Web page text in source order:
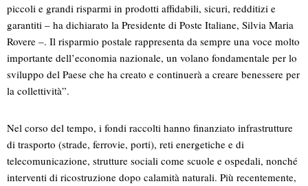
piccoli e grandi risparmi in prodotti affidabili, sicuri, redditizi e
garantiti – ha dichiarato la Presidente di Poste Italiane, Silvia Maria
Rovere –. Il risparmio postale rappresenta da sempre una voce molto
importante dell’economia nazionale, un volano fondamentale per lo
sviluppo del Paese che ha creato e continuerà a creare benessere per
la collettività”.
Nel corso del tempo, i fondi raccolti hanno finanziato infrastrutture
di trasporto (strade, ferrovie, porti), reti energetiche e di
telecomunicazione, strutture sociali come scuole e ospedali, nonché
interventi di ricostruzione dopo calamità naturali. Più recentemente,